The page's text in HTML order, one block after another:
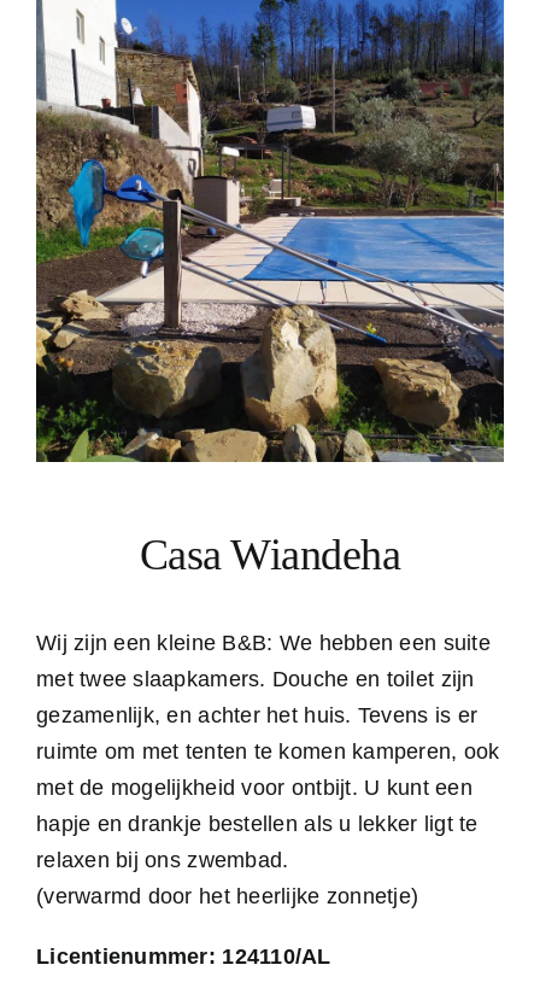
Casa Wiandeha
Wij zijn een kleine B&B: We hebben een suite
met twee slaapkamers. Douche en toilet zijn
gezamenlijk, en achter het huis. Tevens is er
ruimte om met tenten te komen kamperen, ook
met de mogelijkheid voor ontbijt. U kunt een
hapje en drankje bestellen als u lekker ligt te
relaxen bij ons zwembad.
(verwarmd door het heerlijke zonnetje)
Licentienummer: 124110/AL